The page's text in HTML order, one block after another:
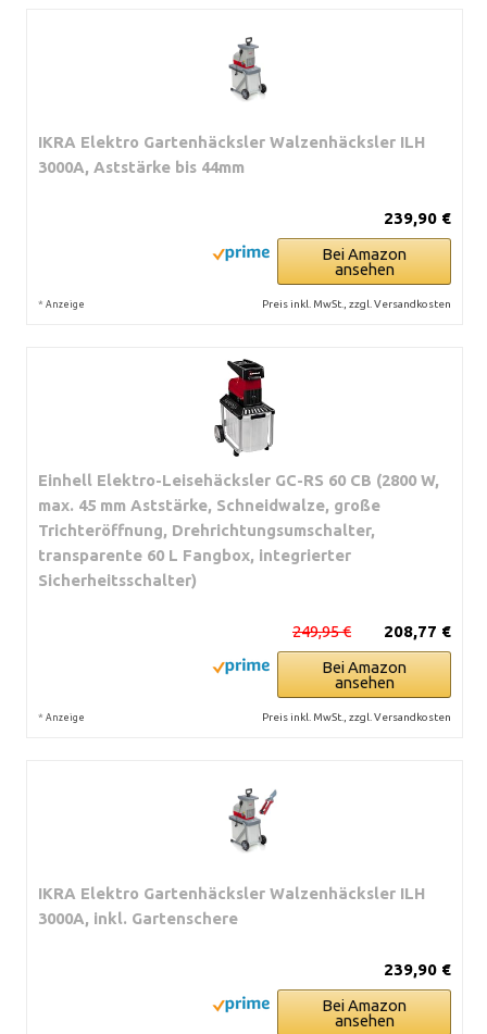
IKRA Elektro Gartenhäcksler Walzenhäcksler ILH
3000A, Aststärke bis 44mm
239,90 €
Bei Amazon
ansehen
* Anzeige Preis inkl. MwSt., zzgl. Versandkosten
Einhell Elektro-Leisehäcksler GC-RS 60 CB (2800 W,
max. 45 mm Aststärke, Schneidwalze, große
Trichteröffnung, Drehrichtungsumschalter,
transparente 60 L Fangbox, integrierter
Sicherheitsschalter)
208,77 €
249,95 €
Bei Amazon
ansehen
* Anzeige Preis inkl. MwSt., zzgl. Versandkosten
IKRA Elektro Gartenhäcksler Walzenhäcksler ILH
3000A, inkl. Gartenschere
239,90 €
Bei Amazon
ansehen